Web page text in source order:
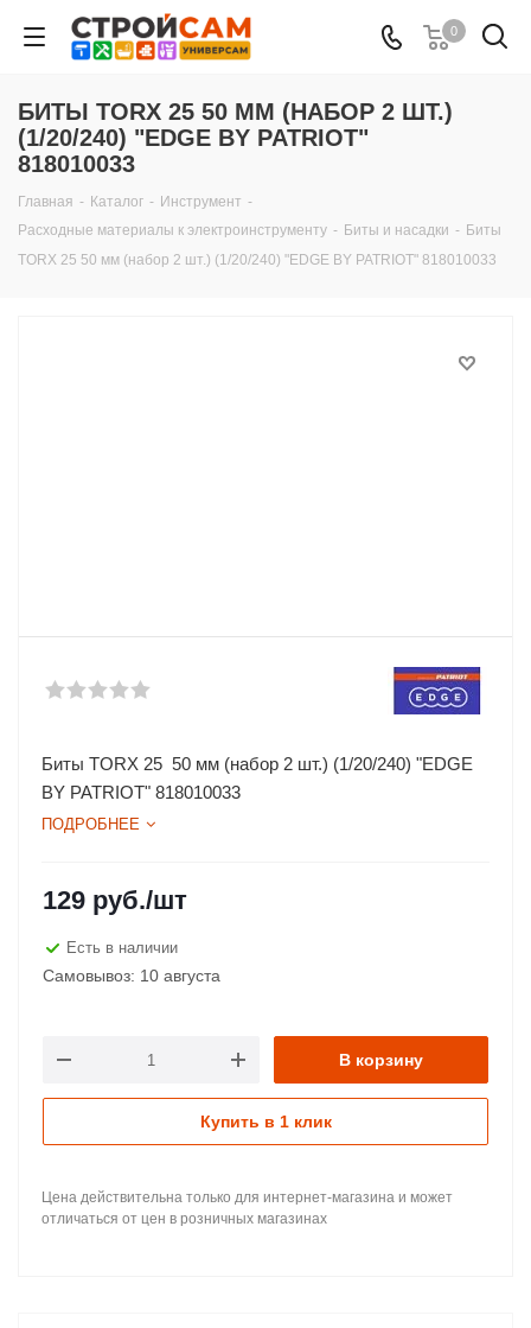
0
БИТЫ TORX 25 50 ММ (НАБОР 2 ШТ.)
(1/20/240) "EDGE BY PATRIOT"
818010033
Главная - Каталог - Инструмент -
Расходные материалы к электроинструменту - Биты и насадки - Биты
TORX 25 50 мм (набор 2 шт.) (1/20/240) "EDGE BY PATRIOT" 818010033
Биты TORX 25 50 мм (набор 2 шт.) (1/20/240) "EDGE
BY PATRIOT" 818010033
ПОДРОБНЕЕ
129 руб./шт
Есть в наличии
Самовывоз: 10 августа
В корзину
Купить в 1 клик
Цена действительна только для интернет-магазина и может
отличаться от цен в розничных магазинах